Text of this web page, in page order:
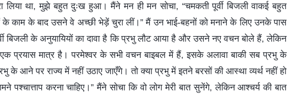
लिया था, मुझे बहुत दुःख हुआ। मैंने मन ही मन सोचा, “चमकती पूर्वी बिजली वाकई बहुत
के काम के बाद उसने वे अच्छी भेड़ें चुरा लीं।” मैं उन भाई-बहनों को मनाने के लिए उनके पास
बिजली के अनुयायियों का दावा है कि प्रभु लौट आया है और उसने नए वचन बोले हैं, लेकिन
प्रयास मात्र है। परमेश्वर के सभी वचन बाइबल में हैं, इसके अलावा बाकी सब प्रभु के
के आने पर राज्य में नहीं उठाए जाएँगे। तो क्या प्रभु में इतने बरसों की आस्था व्यर्थ नहीं हो
पश्चात्ताप करना चाहिए।” मैंने सोचा कि वो लोग मेरी बात सुनेंगे, लेकिन आश्चर्य की बात